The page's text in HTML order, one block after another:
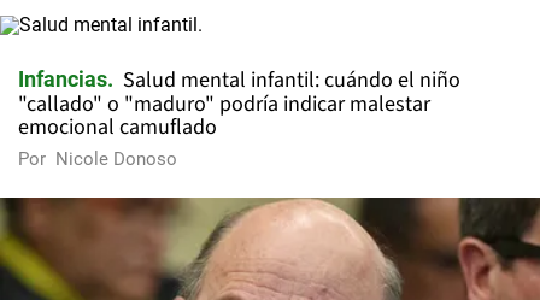
Infancias
Salud mental infantil: cuándo el niño
"callado" o "maduro" podría indicar malestar
emocional camuflado
Por Nicole Donoso